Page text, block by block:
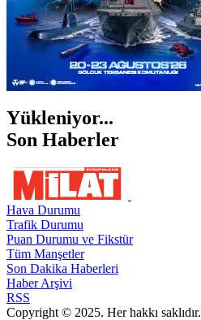
Yükleniyor...
Son Haberler
Hava Durumu
Trafik Durumu
Puan Durumu ve Fikstür
Tüm Manşetler
Son Dakika Haberleri
Haber Arşivi
RSS
Copyright © 2025. Her hakkı saklıdır.